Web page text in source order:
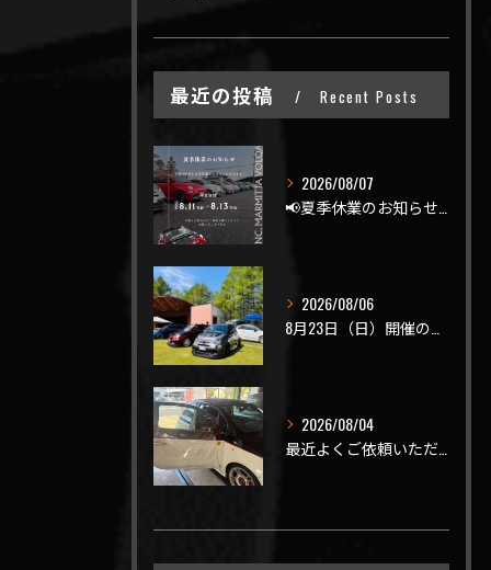
最近の投稿 Recent Posts
2026/08/07
2026/08/06
2026/08/04